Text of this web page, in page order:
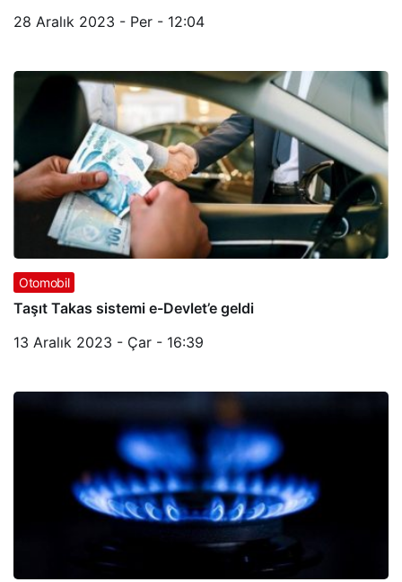
28 Aralık 2023 - Per - 12:04
Otomobil
Taşıt Takas sistemi e-Devlet’e geldi
13 Aralık 2023 - Çar - 16:39